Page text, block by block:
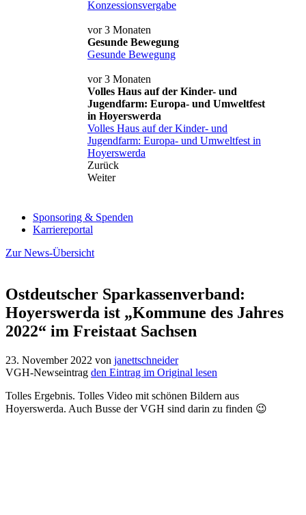
Konzessionsvergabe
vor 3 Monaten
Gesunde Bewegung
Gesunde Bewegung
vor 3 Monaten
Volles Haus auf der Kinder- und
Jugendfarm: Europa- und Umweltfest
in Hoyerswerda
Volles Haus auf der Kinder- und
Jugendfarm: Europa- und Umweltfest in
Hoyerswerda
Zurück
Weiter
Sponsoring & Spenden
Karriereportal
Zur News-Übersicht
Ostdeutscher Sparkassenverband:
Hoyerswerda ist „Kommune des Jahres
2022“ im Freistaat Sachsen
23. November 2022 von janettschneider
VGH-Newseintrag den Eintrag im Original lesen
Tolles Ergebnis. Tolles Video mit schönen Bildern aus
Hoyerswerda. Auch Busse der VGH sind darin zu finden 😉